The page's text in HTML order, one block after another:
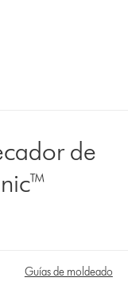
de
Guías de moldeado